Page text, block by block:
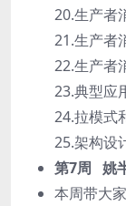
20.生产者
21.生产者
22.生产者
23.典型应
24.拉模式
25.架构设
第7周 姚
本周带大